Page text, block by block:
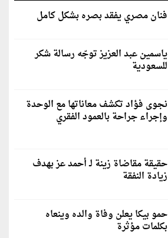
فنان مصري يفقد بصره بشكل كامل
ياسمين عبد العزيز توجّه رسالة شكر
للسعودية
نجوى فؤاد تكشف معاناتها مع الوحدة
وإجراء جراحة بالعمود الفقري
حقيقة مقاضاة زينة لـ أحمد عز بهدف
زيادة النفقة
حمو بيكا يعلن وفاة والده وينعاه
بكلمات مؤثرة